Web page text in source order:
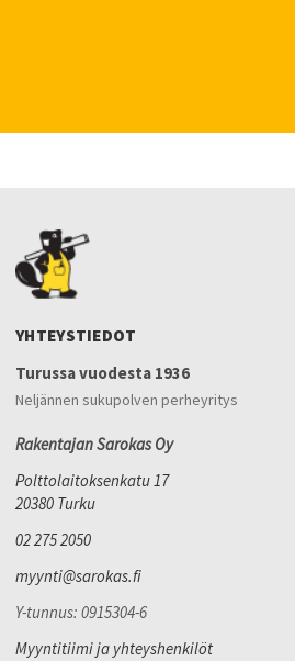
YHTEYSTIEDOT
Turussa vuodesta 1936
Neljännen sukupolven perheyritys
Rakentajan Sarokas Oy
Polttolaitoksenkatu 17
20380 Turku
02 275 2050
myynti@sarokas.fi
Y-tunnus: 0915304-6
Myyntitiimi ja yhteyshenkilöt